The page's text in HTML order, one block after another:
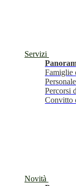
Servizi
Famiglie
Percorsi
Convitto
Novità